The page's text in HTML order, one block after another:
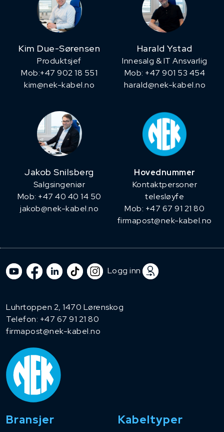
Kim Due-Sørensen
Produktsjef
​Mob:+47 902 18 551
kim@nek-kabel.no
Harald Ystad
Innesalg & IT Ansvarlig
Mob: +47 901 53 454
harald@nek-kabel.no
Jakob Snilsberg
​Salgsingeniør
Mob: +47 40 40 14 50
jakob@nek-kabel.no
Hovednummer
Kontaktpersoner
telesløyfe
Mob: +47 67 91 21 80
firmapost@nek-kabel.no
Logg inn
Luhrtoppen 2, 1470 Lørenskog
Telefon: +47 67 91 21 80
firmapost@nek-kabel.no
Bransjer Kabeltyper